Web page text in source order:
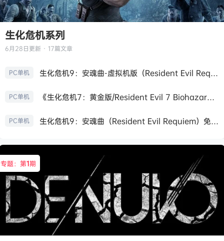
生化危机系列
6月28日更新 · 17篇文章
PC单机 生化危机9：安魂曲-虚拟机版（Resident Evil Requiem HYPERVISOR）免安装中文版
PC单机 《生化危机7：黄金版/Resident Evil 7 Biohazard》免安装中文版
PC单机 生化危机9：安魂曲（Resident Evil Requiem）免安装中文版
专题：第1期